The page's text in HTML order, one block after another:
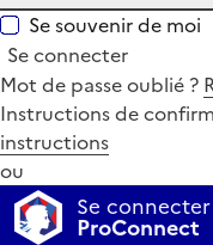
Se souvenir de moi
Se connecter
Mot de passe oublié ?
Instructions de
instructions
ou
Se
ProConnect